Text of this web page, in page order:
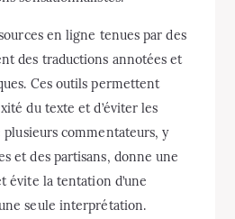
en ligne tenues par des
des traductions annotées et
Ces outils permettent
du texte et d’éviter les
commentateurs, y
et des partisans, donne une
évite la tentation d’une
seule interprétation.